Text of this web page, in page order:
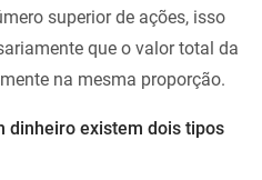
superior de ações, isso
que o valor total da
na mesma proporção.
dinheiro existem dois tipos